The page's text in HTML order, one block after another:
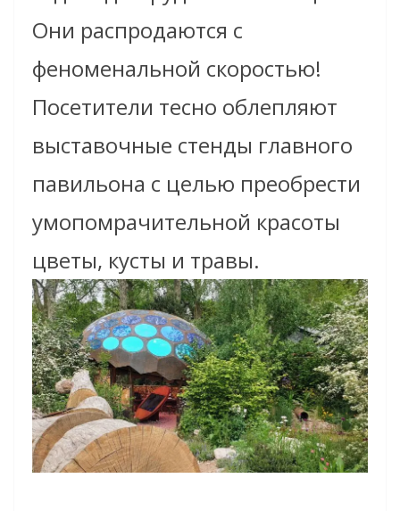
Они распродаются с
феноменальной скоростью!
Посетители тесно облепляют
выставочные стенды главного
павильона с целью преобрести
умопомрачительной красоты
цветы, кусты и травы.